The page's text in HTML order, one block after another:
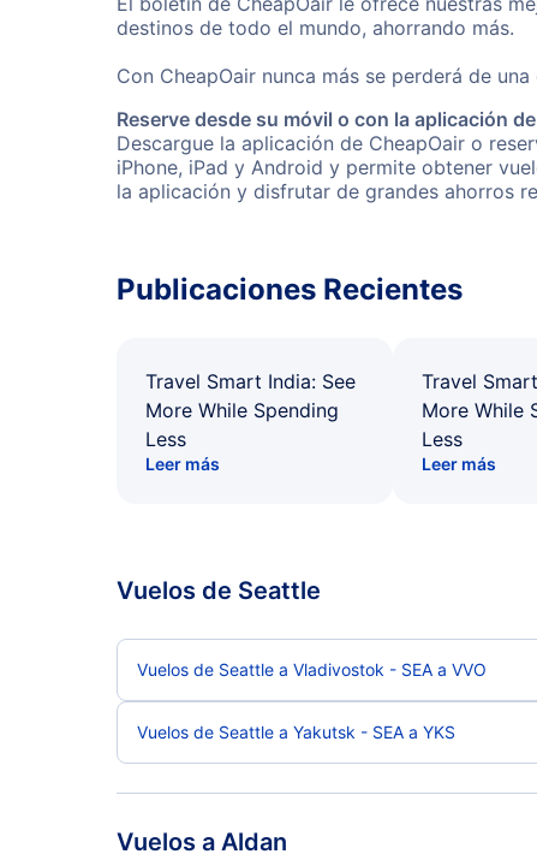
destinos de todo el mundo, ahorrando más.
Con CheapOair nunca más se perderá de
Reserve desde su móvil o con la aplicación
Descargue la aplicación de CheapOair o
iPhone, iPad y Android y permite obtener
la aplicación y disfrutar de grandes ahorros
Publicaciones Recientes
Travel Smart India: See
More While Spending
Less
Leer más
Travel
More While
Less
Leer más
Vuelos de Seattle
Vuelos de Seattle a Vladivostok - SEA a VVO
Vuelos de Seattle a Yakutsk - SEA a YKS
Vuelos a Aldan